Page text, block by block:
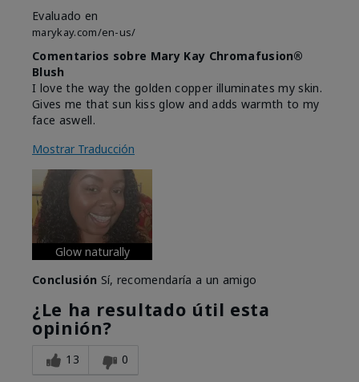
Evaluado en
marykay.com/en-us/
Comentarios sobre Mary Kay Chromafusion®
Blush
I love the way the golden copper illuminates my skin.
Gives me that sun kiss glow and adds warmth to my
face aswell.
Mostrar Traducción
Glow naturally
Conclusión Sí, recomendaría a un amigo
¿Le ha resultado útil esta
opinión?
13 0